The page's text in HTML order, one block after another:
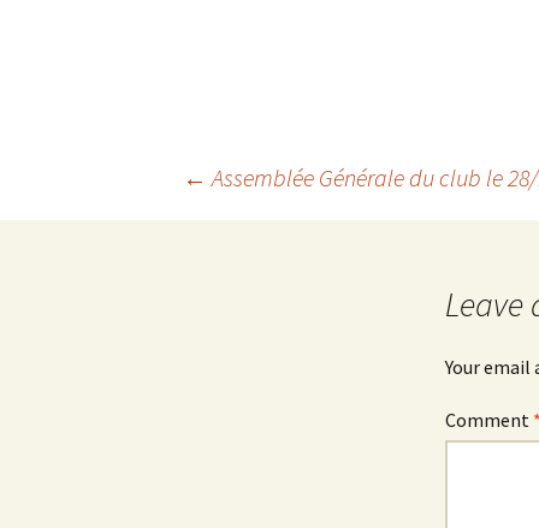
← Assemblée Générale du club le
Leave
Your email
Comment *